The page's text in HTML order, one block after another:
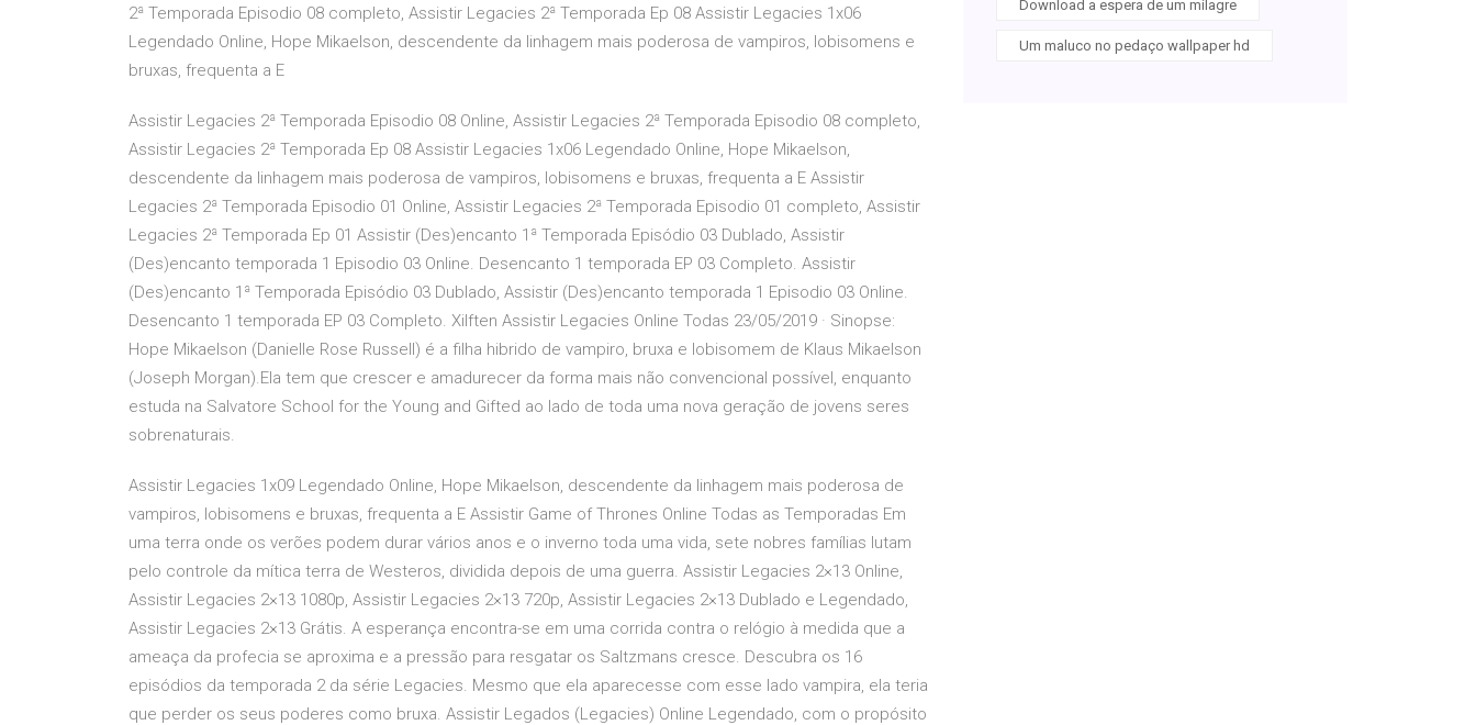
2ª Temporada Episodio 08 completo, Assistir Legacies 2ª Temporada Ep 08 Assistir Legacies 1x06
Legendado Online, Hope Mikaelson, descendente da linhagem mais poderosa de vampiros, lobisomens e
bruxas, frequenta a E
Assistir Legacies 2ª Temporada Episodio 08 Online, Assistir Legacies 2ª Temporada Episodio 08 completo,
Assistir Legacies 2ª Temporada Ep 08 Assistir Legacies 1x06 Legendado Online, Hope Mikaelson,
descendente da linhagem mais poderosa de vampiros, lobisomens e bruxas, frequenta a E Assistir
Legacies 2ª Temporada Episodio 01 Online, Assistir Legacies 2ª Temporada Episodio 01 completo, Assistir
Legacies 2ª Temporada Ep 01 Assistir (Des)encanto 1ª Temporada Episódio 03 Dublado, Assistir
(Des)encanto temporada 1 Episodio 03 Online. Desencanto 1 temporada EP 03 Completo. Assistir
(Des)encanto 1ª Temporada Episódio 03 Dublado, Assistir (Des)encanto temporada 1 Episodio 03 Online.
Desencanto 1 temporada EP 03 Completo. Xilften Assistir Legacies Online Todas 23/05/2019 · Sinopse:
Hope Mikaelson (Danielle Rose Russell) é a filha hibrido de vampiro, bruxa e lobisomem de Klaus Mikaelson
(Joseph Morgan).Ela tem que crescer e amadurecer da forma mais não convencional possível, enquanto
estuda na Salvatore School for the Young and Gifted ao lado de toda uma nova geração de jovens seres
sobrenaturais.
Assistir Legacies 1x09 Legendado Online, Hope Mikaelson, descendente da linhagem mais poderosa de
vampiros, lobisomens e bruxas, frequenta a E Assistir Game of Thrones Online Todas as Temporadas Em
uma terra onde os verões podem durar vários anos e o inverno toda uma vida, sete nobres famílias lutam
pelo controle da mítica terra de Westeros, dividida depois de uma guerra. Assistir Legacies 2×13 Online,
Assistir Legacies 2×13 1080p, Assistir Legacies 2×13 720p, Assistir Legacies 2×13 Dublado e Legendado,
Assistir Legacies 2×13 Grátis. A esperança encontra-se em uma corrida contra o relógio à medida que a
ameaça da profecia se aproxima e a pressão para resgatar os Saltzmans cresce. Descubra os 16
episódios da temporada 2 da série Legacies. Mesmo que ela aparecesse com esse lado vampira, ela teria
que perder os seus poderes como bruxa. Assistir Legados (Legacies) Online Legendado, com o propósito
Download a espera de um milagre
Um maluco no pedaço wallpaper hd